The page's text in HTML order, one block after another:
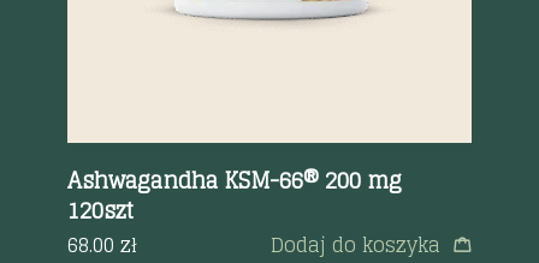
Ashwagandha KSM-66® 200 mg
120szt
68.00zł Dodaj do koszyka